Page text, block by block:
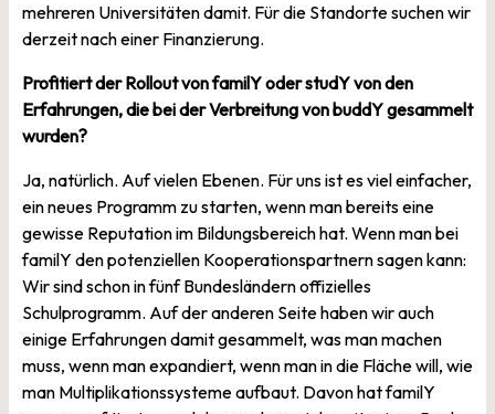
mehreren Universitäten damit. Für die Standorte suchen wir
derzeit nach einer Finanzierung.
Profitiert der Rollout von familY oder studY von den
Erfahrungen, die bei der Verbreitung von buddY gesammelt
wurden?
Ja, natürlich. Auf vielen Ebenen. Für uns ist es viel einfacher,
ein neues Programm zu starten, wenn man bereits eine
gewisse Reputation im Bildungsbereich hat. Wenn man bei
familY den potenziellen Kooperationspartnern sagen kann:
Wir sind schon in fünf Bundesländern offizielles
Schulprogramm. Auf der anderen Seite haben wir auch
einige Erfahrungen damit gesammelt, was man machen
muss, wenn man expandiert, wenn man in die Fläche will, wie
man Multiplikationssysteme aufbaut. Davon hat familY